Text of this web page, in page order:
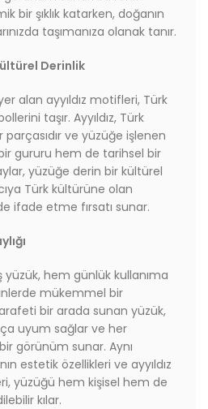
bir şıklık katarken, doğanın
taşımanıza olanak tanır.
Derinlik
alan ayyıldız motifleri, Türk
taşır. Ayyıldız, Türk
parçasıdır ve yüzüğe işlenen
gururu hem de tarihsel bir
yüzüğe derin bir kültürel
Türk kültürüne olan
ifade etme fırsatı sunar.
hem günlük kullanıma
mükemmel bir
zarafeti bir arada sunan yüzük,
uyum sağlar ve her
görünüm sunar. Aynı
estetik özellikleri ve ayyıldız
yüzüğü hem kişisel hem de
kılar.